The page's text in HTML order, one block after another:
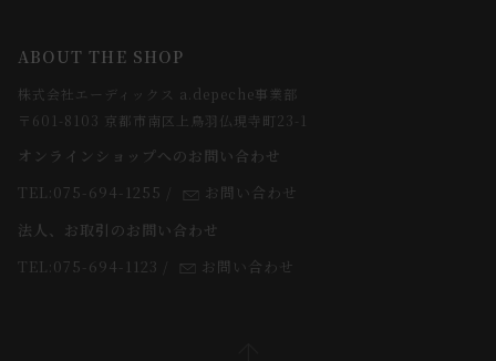
お支払方法について
お届けについて
よくあるご質問
webカタログ
求人情報
法人のお客様
スタッフ
ABOUT THE SHOP
株式会社エーディックス a.depeche事業部
〒601-8103 京都市南区上鳥羽仏現寺町23-1
オンラインショップへのお問い合わせ
TEL:075-694-1255
お問い合わせ
法人、お取引のお問い合わせ
TEL:075-694-1123
お問い合わせ